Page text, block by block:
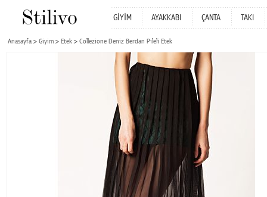
GİYİM AYAKKABI ÇANTA TAKI
Anasayfa Giyim Etek Collezione Deniz Berdan Pileli Etek